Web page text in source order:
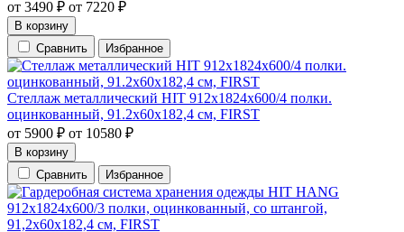
от 3490 ₽ от 7220 ₽
В корзину
Сравнить
Избранное
Стеллаж металлический HIT 912х1824х600/4 полки.
оцинкованный, 91.2х60х182,4 см, FIRST
от 5900 ₽ от 10580 ₽
В корзину
Сравнить
Избранное